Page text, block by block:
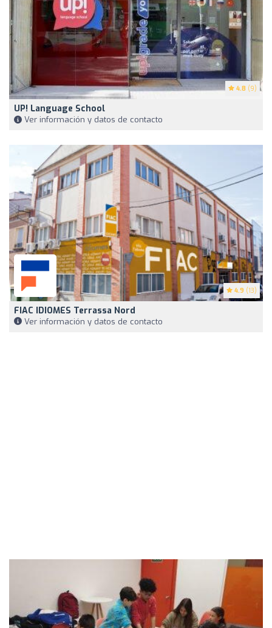
4.8 (9)
UP! Language School
Ver información y datos de contacto
4.9 (13)
FIAC IDIOMES Terrassa Nord
Ver información y datos de contacto